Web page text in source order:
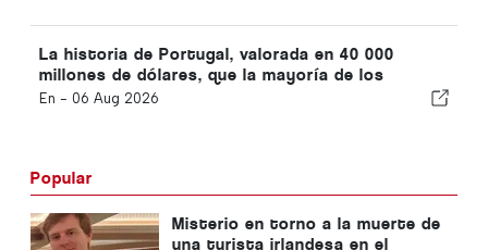
La historia de Portugal, valorada en 40 000
millones de dólares, que la mayoría de los
inversores están pasando por alto
En - 06 Aug 2026
Popular
Misterio en torno a la muerte de
una turista irlandesa en el